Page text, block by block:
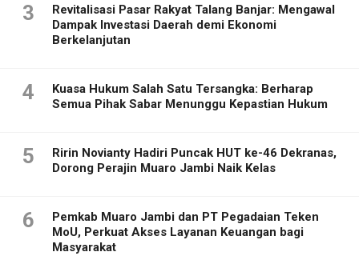
3
Revitalisasi Pasar Rakyat Talang Banjar: Mengawal
Dampak Investasi Daerah demi Ekonomi
Berkelanjutan
4
Kuasa Hukum Salah Satu Tersangka: Berharap
Semua Pihak Sabar Menunggu Kepastian Hukum
5
Ririn Novianty Hadiri Puncak HUT ke-46 Dekranas,
Dorong Perajin Muaro Jambi Naik Kelas
6
Pemkab Muaro Jambi dan PT Pegadaian Teken
MoU, Perkuat Akses Layanan Keuangan bagi
Masyarakat